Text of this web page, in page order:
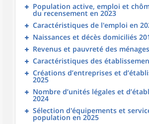
Population active, emploi et
du recensement en 2023
Caractéristiques de l'emploi en
Naissances et décès domiciliés
Revenus et pauvreté des
Caractéristiques des
Créations d’entreprises et
2025
Nombre d’unités légales et
2024
Sélection d'équipements et
population en 2025